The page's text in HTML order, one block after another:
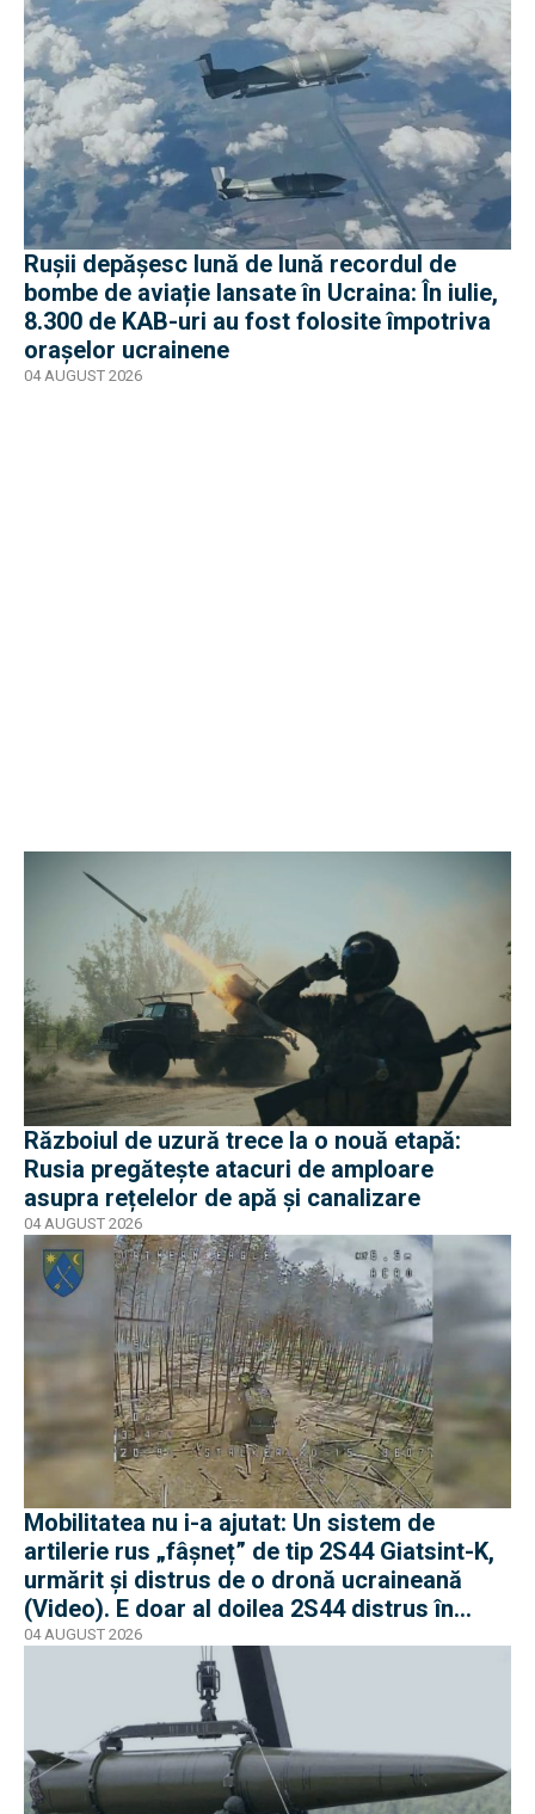
Rușii depășesc lună de lună recordul de
bombe de aviație lansate în Ucraina: În iulie,
8.300 de KAB-uri au fost folosite împotriva
orașelor ucrainene
04 AUGUST 2026
Războiul de uzură trece la o nouă etapă:
Rusia pregătește atacuri de amploare
asupra rețelelor de apă și canalizare
04 AUGUST 2026
Mobilitatea nu i-a ajutat: Un sistem de
artilerie rus „fâșneț” de tip 2S44 Giatsint-K,
urmărit și distrus de o dronă ucraineană
(Video). E doar al doilea 2S44 distrus în
război
04 AUGUST 2026